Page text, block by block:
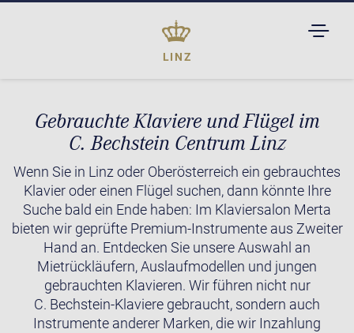
LINZ
Gebrauchte Klaviere und Flügel im
C. Bechstein Centrum Linz
Wenn Sie in Linz oder Oberösterreich ein gebrauchtes
Klavier oder einen Flügel suchen, dann könnte Ihre
Suche bald ein Ende haben: Im Klaviersalon Merta
bieten wir geprüfte Premium-Instrumente aus Zweiter
Hand an. Entdecken Sie unsere Auswahl an
Mietrückläufern, Auslaufmodellen und jungen
gebrauchten Klavieren. Wir führen nicht nur
C. Bechstein-Klaviere gebraucht, sondern auch
Instrumente anderer Marken, die wir Inzahlung